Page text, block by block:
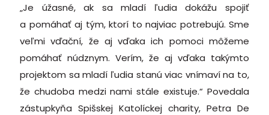
„Je úžasné, ak sa mladí ľudia dokážu spojiť
a pomáhať aj tým, ktorí to najviac potrebujú. Sme
veľmi vďační, že aj vďaka ich pomoci môžeme
pomáhať núdznym. Verím, že aj vďaka takýmto
projektom sa mladí ľudia stanú viac vnímaví na to,
že chudoba medzi nami stále existuje.“ Povedala
zástupkyňa Spišskej Katolíckej charity, Petra De